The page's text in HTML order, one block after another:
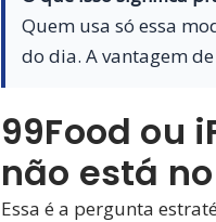
Quem usa só essa
do dia. A vantagem
99Food ou
não está
Essa é a pergunta